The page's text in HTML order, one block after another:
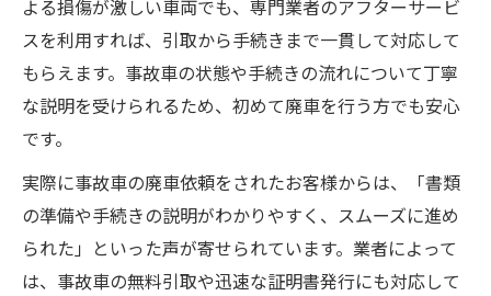
よる損傷が激しい車両でも、専門業者のアフターサービ
スを利用すれば、引取から手続きまで一貫して対応して
もらえます。事故車の状態や手続きの流れについて丁寧
な説明を受けられるため、初めて廃車を行う方でも安心
です。
実際に事故車の廃車依頼をされたお客様からは、「書類
の準備や手続きの説明がわかりやすく、スムーズに進め
られた」といった声が寄せられています。業者によって
は、事故車の無料引取や迅速な証明書発行にも対応して